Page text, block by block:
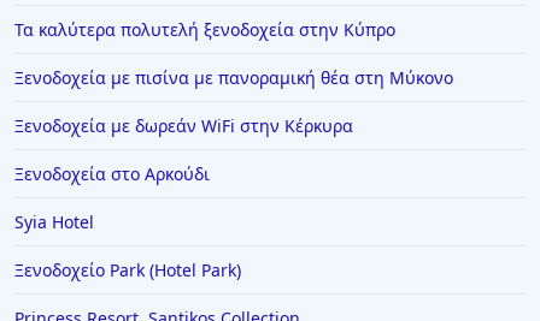
Ξενοδοχεία στην Ιτέα
Ξενοδοχεία στο Άμστερνταμ
Ξενοδοχεία στη Λευκωσία
Ξενοδοχεία στη Γιάλοβα
Ξενοδοχεία στην Πράμαντα
Τα καλύτερα πολυτελή ξενοδοχεία στην Κύπρο
Ξενοδοχεία με πισίνα με πανοραμική θέα στη Μύκονο
Ξενοδοχεία με δωρεάν WiFi στην Κέρκυρα
Ξενοδοχεία στο Αρκούδι
Syia Hotel
Ξενοδοχείο Park (Hotel Park)